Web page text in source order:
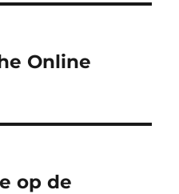
Online
op de